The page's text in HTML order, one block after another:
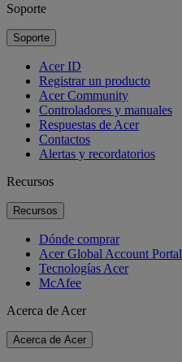
Soporte
Soporte
Acer ID
Registrar un producto
Acer Community
Controladores y manuales
Respuestas de Acer
Contactos
Alertas y recordatorios
Recursos
Recursos
Dónde comprar
Acer Global Account Portal
Tecnologías Acer
McAfee
Acerca de Acer
Acerca de Acer